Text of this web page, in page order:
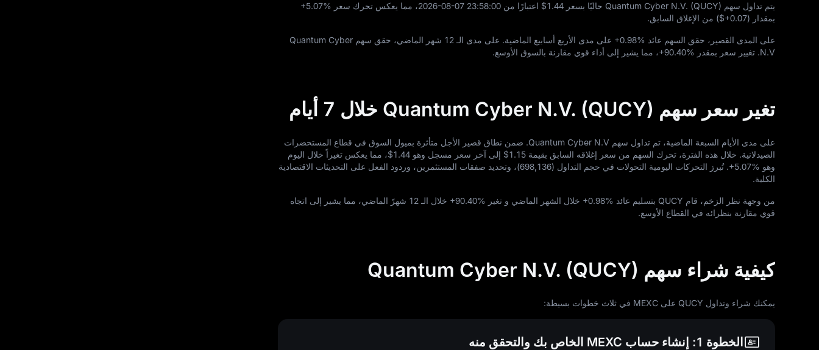
يتم تداول سهم Quantum Cyber N.V. (QUCY) حاليًا بسعر $1.44 اعتبارًا من 2026-08-07 23:58:00 ، مما يعكس تحرك سعر +5.07%
بمقدار ($+0.07) من الإغلاق السابق.
على المدى القصير، حقق السهم عائد +0.98% على مدى الأربع أسابيع الماضية. على مدى الـ 12
شهر الماضي، حقق سهم Quantum Cyber
N.V. تغيير سعر بمقدر
+90.40%، مما يشير إلى أداء قوي مقارنة بالسوق الأوسع.
تغير سعر سهم Quantum Cyber N.V. (QUCY) خلال 7 أيام
على مدى الأيام السبعة الماضية، تم تداول سهم Quantum Cyber N.V. ضمن نطاق قصير الأجل متأثرة بميول السوق في قطاع المستحضرات
الصيدلانية. خلال هذه الفترة، تحرك السهم من سعر إغلاقه السابق بقيمة $1.15 إلى آخر سعر مسجل وهو $1.44، مما يعكس تغيراً خلال اليوم
وهو +5.07%. تُبرز التحركات اليومية التحولات في حجم التداول (698,136)، وتحديد صفقات المستثمرين، وردود الفعل على التحديثات الاقتصادية
الكلية.
من وجهة نظر الزخم، قام QUCY بتسليم عائد +0.98% خلال الشهر الماضي و تغير +90.40% خلال الـ 12 شهرً الماضي، مما يشير إلى اتجاه
قوي مقارنة بنظرائه في القطاع الأوسع.
كيفية شراء سهم Quantum Cyber N.V. (QUCY)
يمكنك شراء وتداول QUCY على MEXC في ثلاث خطوات بسيطة:
الخطوة 1: إنشاء حساب MEXC الخاص بك والتحقق منه